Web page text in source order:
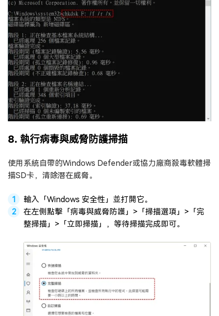
8. 執行病毒與威脅防護掃描
使用系統自帶的Windows Defender或協力廠商殺毒軟體掃
描SD卡，清除潛在威脅。
輸入「Windows 安全性」並打開它。
在左側點擊「病毒與威脅防護」>「掃描選項」>「完
整掃描」>「立即掃描」，等待掃描完成即可。